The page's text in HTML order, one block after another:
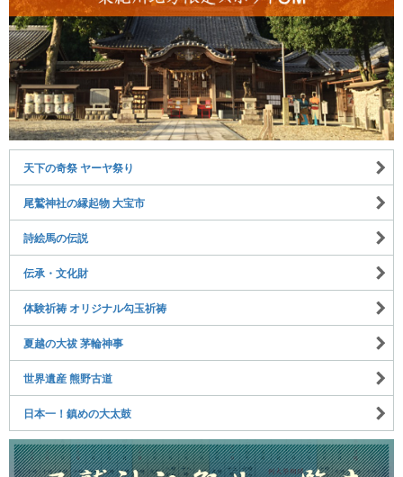
天下の奇祭 ヤーヤ祭り
尾鷲神社の縁起物 大宝市
詩絵馬の伝説
伝承・文化財
体験祈祷 オリジナル勾玉祈祷
夏越の大祓 茅輪神事
世界遺産 熊野古道
日本一！鎮めの大太鼓